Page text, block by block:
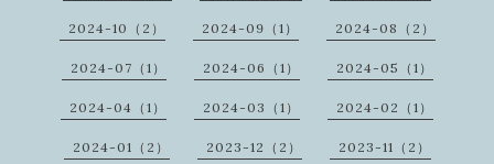
2024-10（2） 2024-09（1） 2024-08（2）
2024-07（1） 2024-06（1） 2024-05（1）
2024-04（1） 2024-03（1） 2024-02（1）
2024-01（2） 2023-12（2） 2023-11（2）